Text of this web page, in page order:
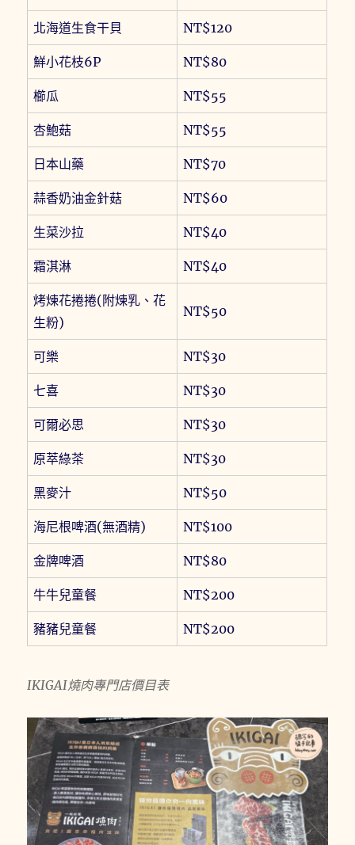
北海道生食干貝 NT$120
鮮小花枝6P NT$80
櫛瓜 NT$55
杏鮑菇 NT$55
日本山藥 NT$70
蒜香奶油金針菇 NT$60
生菜沙拉 NT$40
霜淇淋 NT$40
烤煉花捲捲(附煉乳、花
生粉)
NT$50
可樂 NT$30
七喜 NT$30
可爾必思 NT$30
原萃綠茶 NT$30
黑麥汁 NT$50
海尼根啤酒(無酒精) NT$100
金牌啤酒 NT$80
牛牛兒童餐 NT$200
豬豬兒童餐 NT$200
IKIGAI燒肉專門店價目表